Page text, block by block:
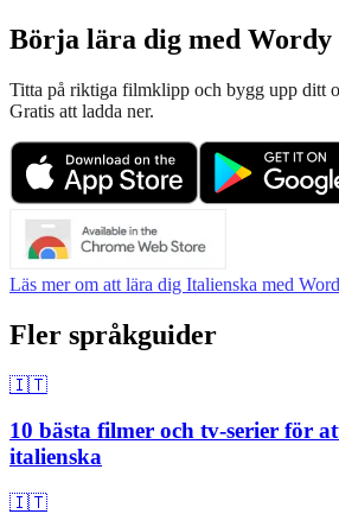
Börja lära dig med Wordy
Titta på riktiga filmklipp och bygg upp ditt
Gratis att ladda ner.
Läs mer om att lära dig Italienska med
Fler språkguider
🇮🇹
10 bästa filmer och tv-serier för
italienska
🇮🇹